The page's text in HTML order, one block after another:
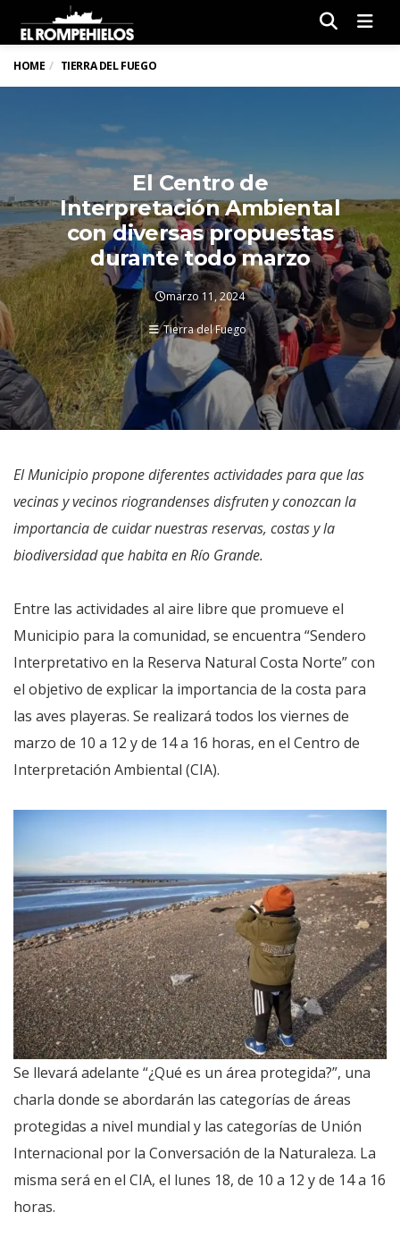
HOME TIERRA DEL FUEGO
El Centro de
Interpretación Ambiental
con diversas propuestas
durante todo marzo
marzo 11, 2024
Tierra del Fuego
El Municipio propone diferentes actividades para que las
vecinas y vecinos riograndenses disfruten y conozcan la
importancia de cuidar nuestras reservas, costas y la
biodiversidad que habita en Río Grande.
Entre las actividades al aire libre que promueve el
Municipio para la comunidad, se encuentra “Sendero
Interpretativo en la Reserva Natural Costa Norte” con
el objetivo de explicar la importancia de la costa para
las aves playeras. Se realizará todos los viernes de
marzo de 10 a 12 y de 14 a 16 horas, en el Centro de
Interpretación Ambiental (CIA).
Se llevará adelante “¿Qué es un área protegida?”, una
charla donde se abordarán las categorías de áreas
protegidas a nivel mundial y las categorías de Unión
Internacional por la Conversación de la Naturaleza. La
misma será en el CIA, el lunes 18, de 10 a 12 y de 14 a 16
horas.